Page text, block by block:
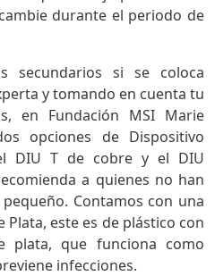
durante el periodo de
secundarios si se coloca
y tomando en cuenta tu
en Fundación MSI Marie
opciones de Dispositivo
DIU T de cobre y el DIU
a quienes no han
Contamos con una
Plata, este es de plástico con
plata, que funciona como
infecciones.